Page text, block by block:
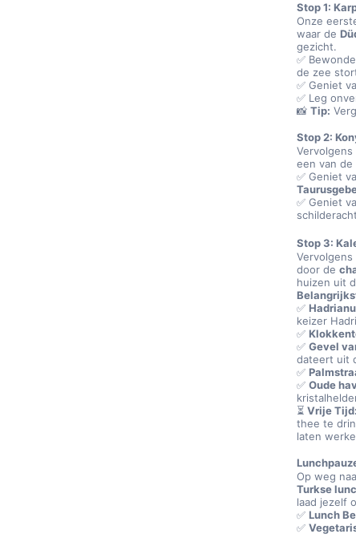
Stop 1:
Onze
waar de
gezicht.
✅
de zee
✅ Geniet
✅ Leg
📸 Tip:
Stop 2:
een van
✅ Geniet
✅ Geniet
Stop 3:
door de
huizen uit
✅
keizer
✅
✅ Gevel
dateert uit
✅
✅ Oude
⏳ Vrije Tijd:
thee te
laten
Op weg
Turkse
laad jezelf
✅ Lunch
✅